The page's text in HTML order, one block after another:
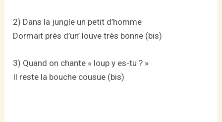
2) Dans la jungle un petit d’homme
Dormait près d’un’ louve très bonne (bis)
3) Quand on chante « loup y es-tu ? »
Il reste la bouche cousue (bis)